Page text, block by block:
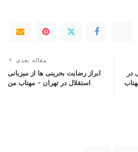
در
مقاله بعدی
ابراز رضایت بحرینی ها از میزبانی
استقلال در تهران – مهتاب من